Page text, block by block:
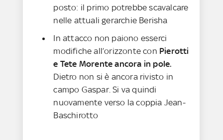
posto: il primo potrebbe scavalcare
nelle attuali gerarchie Berisha
In attacco non paiono esserci
modifiche all’orizzonte con Pierotti
e Tete Morente ancora in pole.
Dietro non si è ancora rivisto in
campo Gaspar. Si va quindi
nuovamente verso la coppia Jean-
Baschirotto